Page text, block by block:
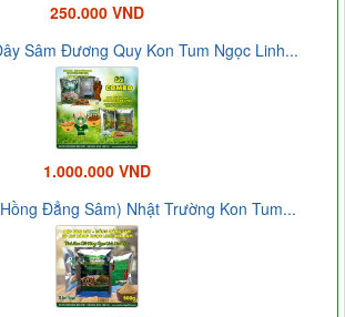
250.000 VND
Sâm Đương Quy Kon Tum Ngọc Linh...
1.000.000 VND
Đẳng Sâm) Nhật Trường Kon Tum...